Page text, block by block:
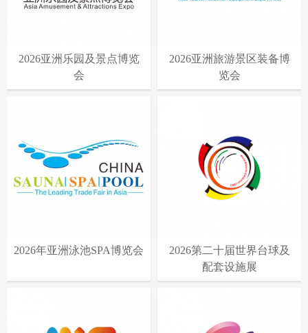
2026亚洲乐园及景点博览
会
2026亚洲旅游景区装备博
览会
2026年亚洲泳池SPA博览会
2026第二十届世界台球及
配套设施展